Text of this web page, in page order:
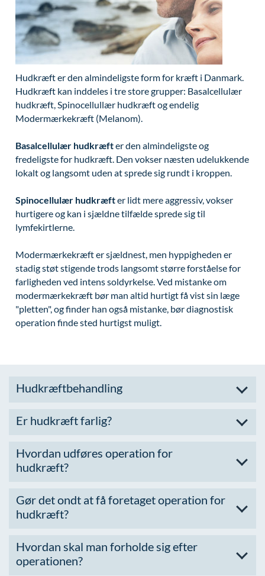
Ar og strækmærker
Uønsket hårvækst
Hårtab
Aldersprægede håndrygge
Kropsforyngelse og opstramning
Intim konturering/foryngelse
Mandlig genitalområde - forskønnelse
Kosmetisk Plastikkirurgi
Skræddersyede dropbehandlinger
Modelopskrivning
Plasmaprodukter i æstetisk, kosmetisk og anti-
aging medicin
Prisliste
Skriv dig op
Udskrivelse
Kontakt os & Find vej
Kvalitet og patienttilfredshed
Nyttige links
Parkering og opladning på AROS Privathospital
Persondatapolitik på AROS
Rygepolitik
Samarbejde mellem specialer
Sengestuer
operationer
Ventetid i det offentlige - Frit sygehusvalg
Vores mål
Hudkræft er den almindeligste form for kræft i Danmark.
Hudkræft kan inddeles i tre store grupper: Basalcellulær
hudkræft, Spinocellullær hudkræft og endelig
Modermærkekræft (Melanom).
Basalcellulær hudkræfter den almindeligste og
fredeligste for hudkræft. Den vokser næsten udelukkende
lokalt og langsomt uden at sprede sig rundt i kroppen.
Spinocellulær hudkræfter lidt mere aggressiv, vokser
hurtigere og kan i sjældne tilfælde sprede sig til
lymfekirtlerne.
Modermærkekræft er sjældnest, men hyppigheden er
stadig støt stigende trods langsomt større forståelse for
farligheden ved intens soldyrkelse. Ved mistanke om
modermærkekræft bør man altid hurtigt få vist sin læge
"pletten", og finder han også mistanke, bør diagnostisk
operation finde sted hurtigst muligt.
Hudkræftbehandling
Er hudkræft farlig?
Hvordan udføres operation for
hudkræft?
Gør det ondt at få foretaget operation for
hudkræft?
Hvordan skal man forholde sig efter
operationen?